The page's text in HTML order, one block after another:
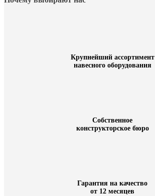
Крупнейший ассортимент
навесного оборудования
Собственное
конструкторское бюро
Гарантия на качество
от 12 месяцев